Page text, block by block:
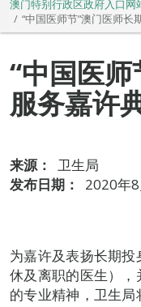
澳门特别行政区政府入口网
“中国医师节”澳门医师长
“中国医
服务嘉许
来源：
卫生局
发布日期：
2020年
为嘉许及表扬长期
休及离职的医生），
的专业精神，卫生